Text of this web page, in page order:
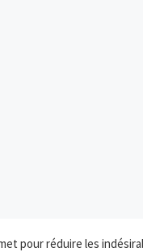
pour réduire les